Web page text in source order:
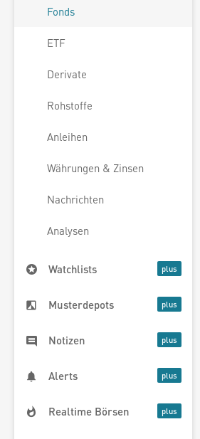
Fonds
ETF
Derivate
Rohstoffe
Anleihen
Währungen & Zinsen
Nachrichten
Analysen
Watchlists
Musterdepots
Notizen
Alerts
Realtime Börsen